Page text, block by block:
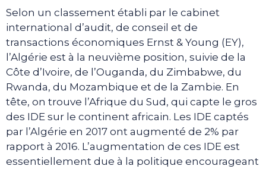
Selon un classement établi par le cabinet
international d’audit, de conseil et de
transactions économiques Ernst & Young (EY),
l’Algérie est à la neuvième position, suivie de la
Côte d’Ivoire, de l’Ouganda, du Zimbabwe, du
Rwanda, du Mozambique et de la Zambie. En
tête, on trouve l’Afrique du Sud, qui capte le gros
des IDE sur le continent africain. Les IDE captés
par l’Algérie en 2017 ont augmenté de 2% par
rapport à 2016. L’augmentation de ces IDE est
essentiellement due à la politique encourageant